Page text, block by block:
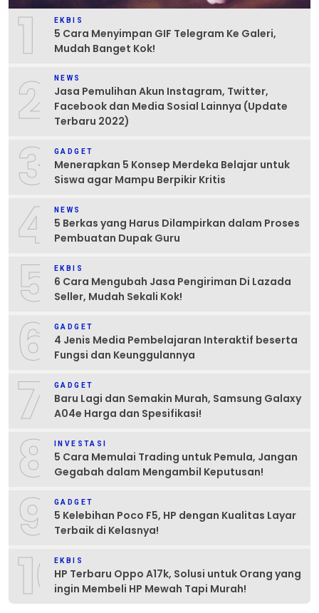
1 EKBIS
5 Cara Menyimpan GIF Telegram Ke Galeri,
Mudah Banget Kok!
2 NEWS
Jasa Pemulihan Akun Instagram, Twitter,
Facebook dan Media Sosial Lainnya (Update
Terbaru 2022)
3 GADGET
Menerapkan 5 Konsep Merdeka Belajar untuk
Siswa agar Mampu Berpikir Kritis
4 NEWS
5 Berkas yang Harus Dilampirkan dalam Proses
Pembuatan Dupak Guru
5 EKBIS
6 Cara Mengubah Jasa Pengiriman Di Lazada
Seller, Mudah Sekali Kok!
6 GADGET
4 Jenis Media Pembelajaran Interaktif beserta
Fungsi dan Keunggulannya
7 GADGET
Baru Lagi dan Semakin Murah, Samsung Galaxy
A04e Harga dan Spesifikasi!
8 INVESTASI
5 Cara Memulai Trading untuk Pemula, Jangan
Gegabah dalam Mengambil Keputusan!
9 GADGET
5 Kelebihan Poco F5, HP dengan Kualitas Layar
Terbaik di Kelasnya!
10EKBIS
HP Terbaru Oppo A17k, Solusi untuk Orang yang
ingin Membeli HP Mewah Tapi Murah!